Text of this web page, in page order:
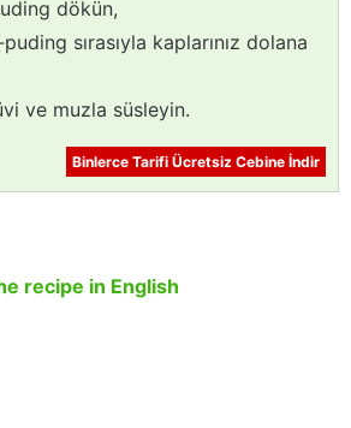
dökün,
sırasıyla kaplarınız dolana
ve muzla süsleyin.
Binlerce Tarifi Ücretsiz Cebine İndir
recipe in English